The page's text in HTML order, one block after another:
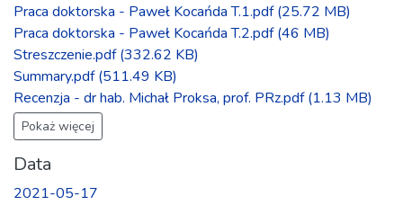
Praca doktorska - Paweł Kocańda T.1.pdf(25.72 MB)
Praca doktorska - Paweł Kocańda T.2.pdf(46 MB)
Streszczenie.pdf(332.62 KB)
Summary.pdf(511.49 KB)
Recenzja - dr hab. Michał Proksa, prof. PRz.pdf(1.13 MB)
Pokaż więcej
Data
2021-05-17